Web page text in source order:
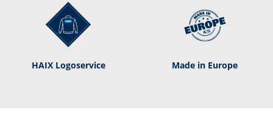
HAIX Logoservice Made in Europe